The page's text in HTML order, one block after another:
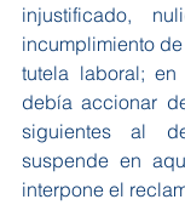
injustificado,
incumplimiento
tutela laboral;
debía accionar
siguientes al
suspende en
interpone el